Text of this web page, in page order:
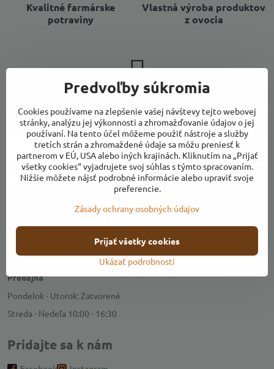
Kvalitné farmárske
potraviny
Vlastná výroba produktov
z ovocia
Newsletter
Odoberať naše novinky:
Odoberať
Chcem sa prihlásiť k odberu noviniek e-mailom
Kontakty
Otváracie hodiny
Predajňa
Pondelok - Utorok: Zatvorené
Streda - Nedeľa 10:00 - 16:30
Pridajte sa k nám
Predvoľby súkromia
Cookies používame na zlepšenie vašej návštevy tejto webovej
stránky, analýzu jej výkonnosti a zhromažďovanie údajov o jej
používaní. Na tento účel môžeme použiť nástroje a služby
tretích strán a zhromaždené údaje sa môžu preniesť k
partnerom v EÚ, USA alebo iných krajinách. Kliknutím na „Prijať
všetky cookies“ vyjadrujete svoj súhlas s týmto spracovaním.
Nižšie môžete nájsť podrobné informácie alebo upraviť svoje
preferencie.
Zásady ochrany osobných údajov
Ukázať podrobnosti
Prijať všetky cookies